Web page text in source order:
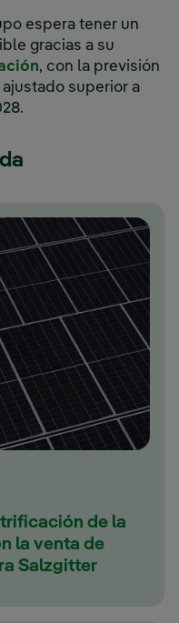
espera tener un
gracias a su
Enlace externo,
, con la previsión
superior a
de la
la venta de
Salzgitter